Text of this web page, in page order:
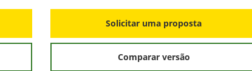
Solicitar uma proposta
Comparar versão